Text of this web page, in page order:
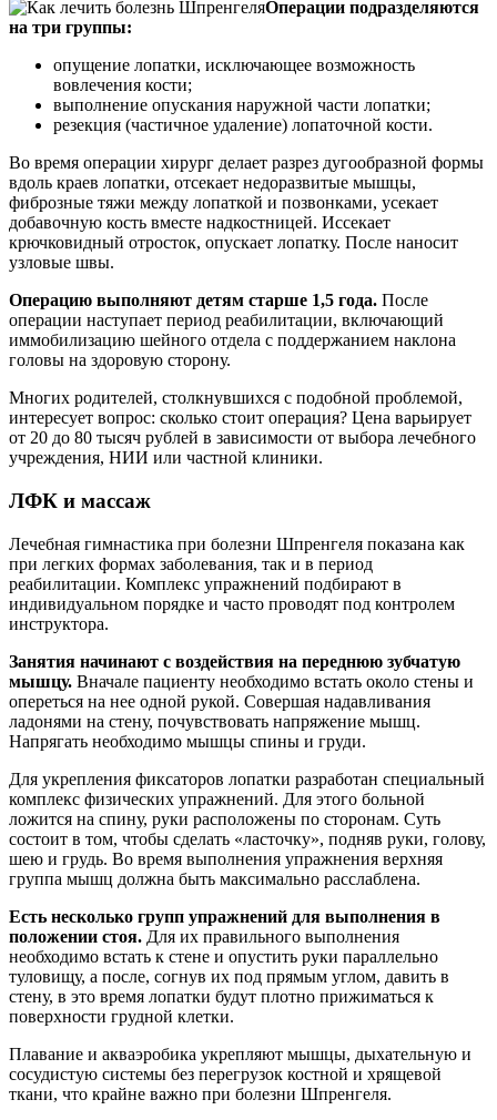
Операции подразделяются
на три группы:
опущение лопатки, исключающее возможность
вовлечения кости;
выполнение опускания наружной части лопатки;
резекция (частичное удаление) лопаточной кости.
Во время операции хирург делает разрез дугообразной формы
вдоль краев лопатки, отсекает недоразвитые мышцы,
фиброзные тяжи между лопаткой и позвонками, усекает
добавочную кость вместе надкостницей. Иссекает
крючковидный отросток, опускает лопатку. После наносит
узловые швы.
Операцию выполняют детям старше 1,5 года. После
операции наступает период реабилитации, включающий
иммобилизацию шейного отдела с поддержанием наклона
головы на здоровую сторону.
Многих родителей, столкнувшихся с подобной проблемой,
интересует вопрос: сколько стоит операция? Цена варьирует
от 20 до 80 тысяч рублей в зависимости от выбора лечебного
учреждения, НИИ или частной клиники.
ЛФК и массаж
Лечебная гимнастика при болезни Шпренгеля показана как
при легких формах заболевания, так и в период
реабилитации. Комплекс упражнений подбирают в
индивидуальном порядке и часто проводят под контролем
инструктора.
Занятия начинают с воздействия на переднюю зубчатую
мышцу. Вначале пациенту необходимо встать около стены и
опереться на нее одной рукой. Совершая надавливания
ладонями на стену, почувствовать напряжение мышц.
Напрягать необходимо мышцы спины и груди.
Для укрепления фиксаторов лопатки разработан специальный
комплекс физических упражнений. Для этого больной
ложится на спину, руки расположены по сторонам. Суть
состоит в том, чтобы сделать «ласточку», подняв руки, голову,
шею и грудь. Во время выполнения упражнения верхняя
группа мышц должна быть максимально расслаблена.
Есть несколько групп упражнений для выполнения в
положении стоя. Для их правильного выполнения
необходимо встать к стене и опустить руки параллельно
туловищу, а после, согнув их под прямым углом, давить в
стену, в это время лопатки будут плотно прижиматься к
поверхности грудной клетки.
Плавание и акваэробика укрепляют мышцы, дыхательную и
сосудистую системы без перегрузок костной и хрящевой
ткани, что крайне важно при болезни Шпренгеля.